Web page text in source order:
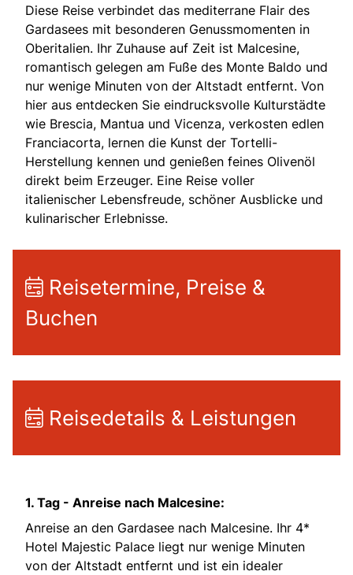
Diese Reise verbindet das mediterrane Flair des
Gardasees mit besonderen Genussmomenten in
Oberitalien. Ihr Zuhause auf Zeit ist Malcesine,
romantisch gelegen am Fuße des Monte Baldo und
nur wenige Minuten von der Altstadt entfernt. Von
hier aus entdecken Sie eindrucksvolle Kulturstädte
wie Brescia, Mantua und Vicenza, verkosten edlen
Franciacorta, lernen die Kunst der Tortelli-
Herstellung kennen und genießen feines Olivenöl
direkt beim Erzeuger. Eine Reise voller
italienischer Lebensfreude, schöner Ausblicke und
kulinarischer Erlebnisse.
Reisetermine, Preise &
Buchen
Reisedetails & Leistungen
1. Tag - Anreise nach Malcesine:
Anreise an den Gardasee nach Malcesine. Ihr 4*
Hotel Majestic Palace liegt nur wenige Minuten
von der Altstadt entfernt und ist ein idealer